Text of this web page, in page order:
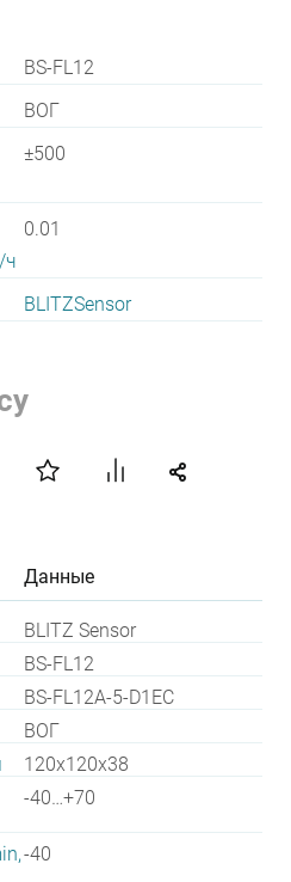
BS-FL12
ВОГ
±500
ч
0.01
BLITZSensor
Данные
BLITZ Sensor
BS-FL12
BS-FL12A-5-D1EC
ВОГ
120х120х38
-40…+70
-40